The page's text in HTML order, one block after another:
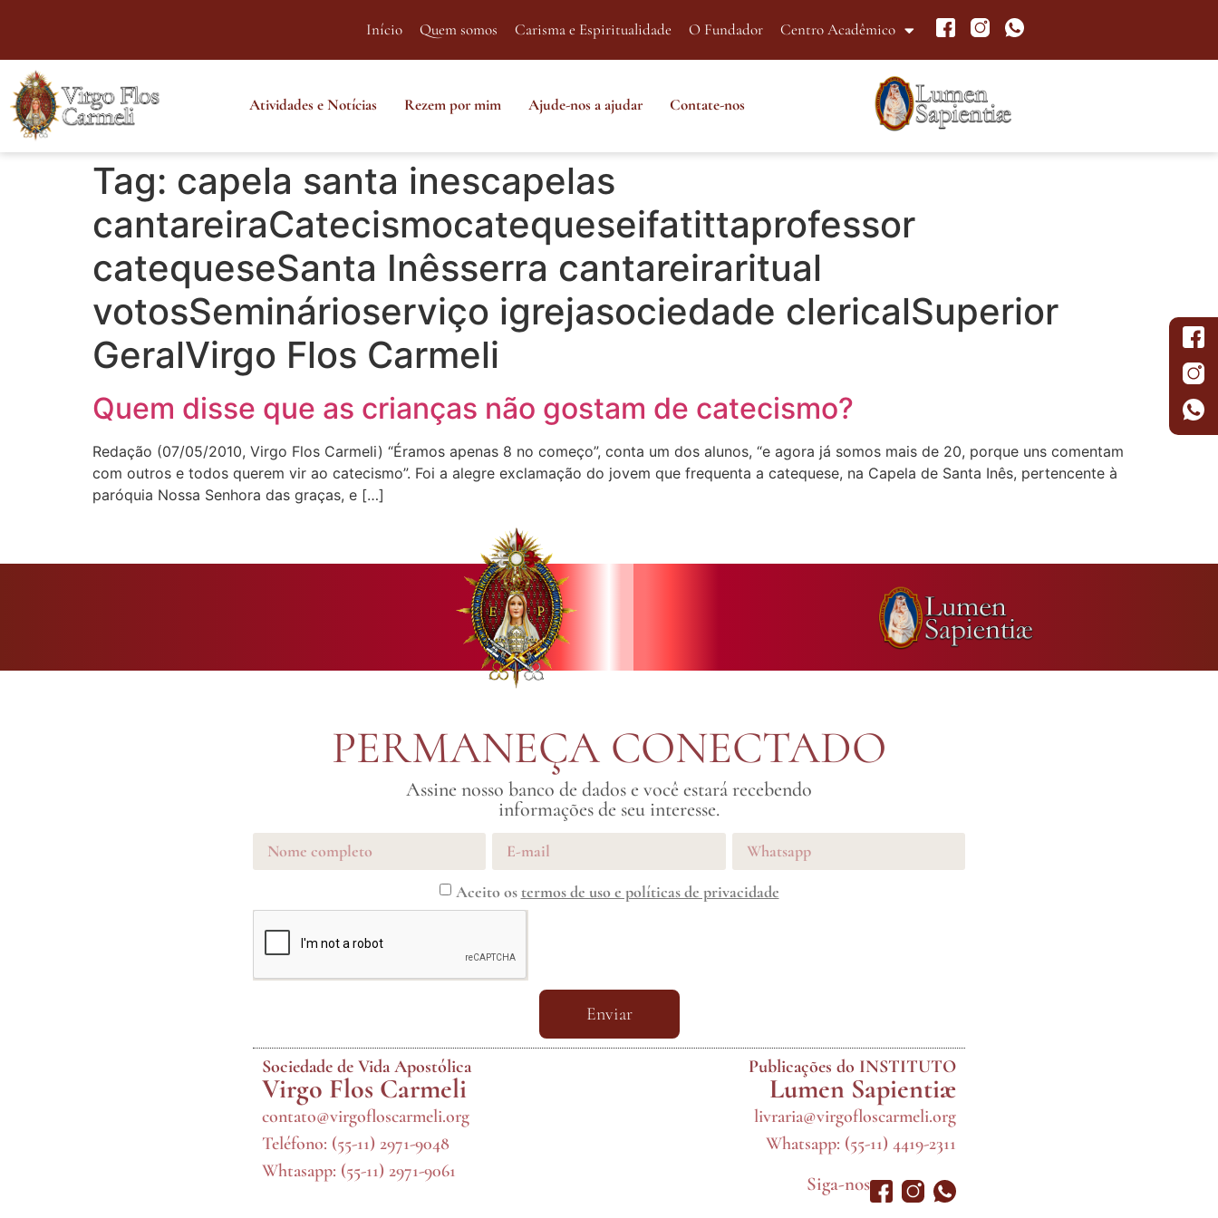
Início Quem somos Carisma e Espiritualidade O Fundador Centro Acadêmico
Atividades e Notícias Rezem por mim Ajude-nos a ajudar Contate-nos
Tag: capela santa inescapelas
cantareiraCatecismocatequeseifatittaprofessor
catequeseSanta Inêsserra cantareiraritual
votosSeminárioserviço igrejasociedade clericalSuperior
GeralVirgo Flos Carmeli
Quem disse que as crianças não gostam de catecismo?
Redação (07/05/2010, Virgo Flos Carmeli) “Éramos apenas 8 no começo”, conta um dos alunos, “e agora já somos mais de 20, porque uns comentam
com outros e todos querem vir ao catecismo”. Foi a alegre exclamação do jovem que frequenta a catequese, na Capela de Santa Inês, pertencente à
paróquia Nossa Senhora das graças, e […]
PERMANEÇA CONECTADO
Assine nosso banco de dados e você estará recebendo
informações de seu interesse.
Aceito ostermos de uso e políticas de privacidade
Enviar
Sociedade de Vida Apostólica
Virgo Flos Carmeli
contato@virgofloscarmeli.org
Teléfono: (55-11) 2971-9048
Whtasapp: (55-11) 2971-9061
Publicações do INSTITUTO
Lumen Sapientiæ
livraria@virgofloscarmeli.org
Whatsapp: (55-11) 4419-2311
Siga-nos